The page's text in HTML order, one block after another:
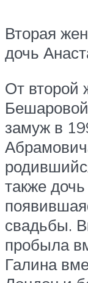
Вторая
дочь
От второй
замуж в
также
свадьбы.
пробыла
Галина